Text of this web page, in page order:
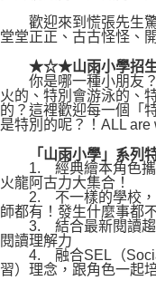
歡迎來到慌張先生驚
堂堂正正、古古怪怪、
★☆★山雨小學招
你是哪一種小朋友？
火的、特別會游泳的、
的？這裡歡迎每一個「
是特別的呢？！ALL are
「山雨小學」系列特
1. 經典繪本角色攜手
火龍阿古力大集合！
2. 不一樣的學校，
師都有！發生什麼事都
3. 結合最新閱讀趨
閱讀理解力
4. 融合SEL（Social
習）理念，跟角色一起